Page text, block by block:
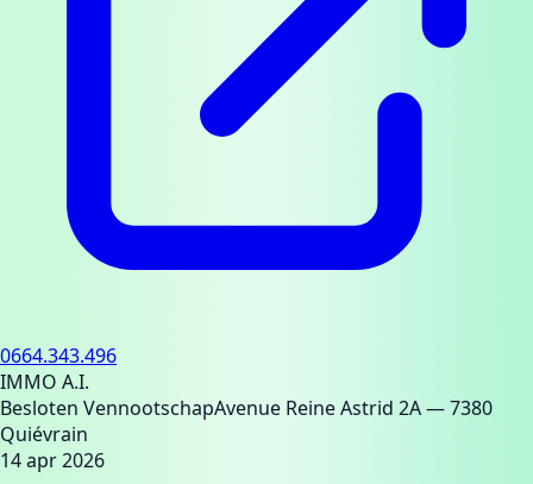
0664.343.496
IMMO A.I.
Besloten VennootschapAvenue Reine Astrid 2A— 7380
Quiévrain
14 apr 2026